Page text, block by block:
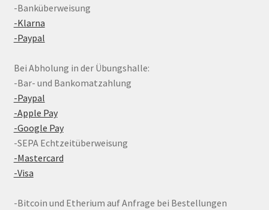
-Banküberweisung
-Klarna
-Paypal
Bei Abholung in der Übungshalle:
-Bar- und Bankomatzahlung
-Paypal
-Apple Pay
-Google Pay
-SEPA Echtzeitüberweisung
-Mastercard
-Visa
-Bitcoin und Etherium auf Anfrage bei Bestellungen